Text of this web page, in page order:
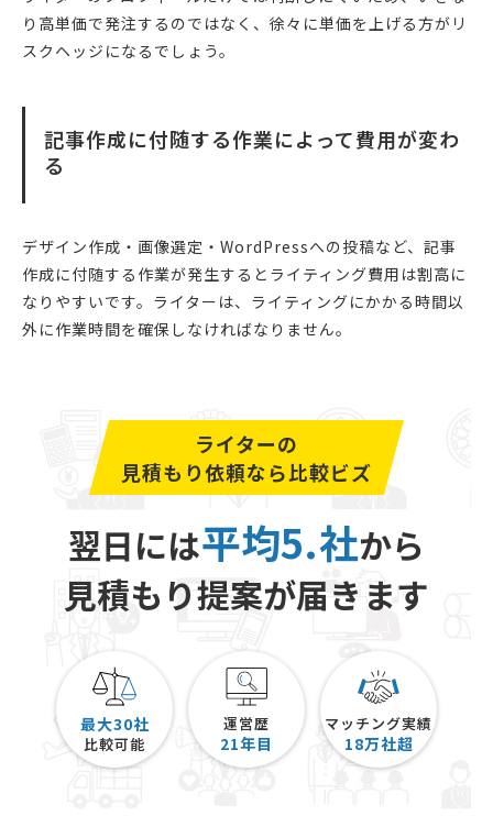
り高単価で発注するのではなく、徐々に単価を上げる方がリ
スクヘッジになるでしょう。
記事作成に付随する作業によって費用が変わ
る
デザイン作成・画像選定・WordPressへの投稿など、記事
作成に付随する作業が発生するとライティング費用は割高に
なりやすいです。ライターは、ライティングにかかる時間以
外に作業時間を確保しなければなりません。
ライターの
見積もり依頼なら比較ビズ
翌日には平均5.社から
見積もり提案が届きます
最大30社
比較可能
運営歴
21年目
マッチング実績
18万社超